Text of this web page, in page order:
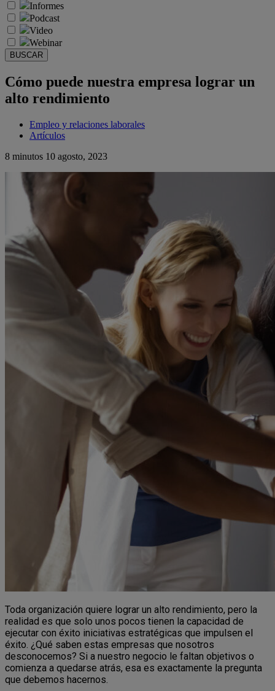
Informes
Podcast
Video
Webinar
BUSCAR
Cómo puede nuestra empresa lograr un
alto rendimiento
Empleo y relaciones laborales
Artículos
8 minutos 10 agosto, 2023
Toda organización quiere lograr un alto rendimiento, pero la
realidad es que solo unos pocos tienen la capacidad de
ejecutar con éxito iniciativas estratégicas que impulsen el
éxito. ¿Qué saben estas empresas que nosotros
desconocemos? Si a nuestro negocio le faltan objetivos o
comienza a quedarse atrás, esa es exactamente la pregunta
que debemos hacernos.